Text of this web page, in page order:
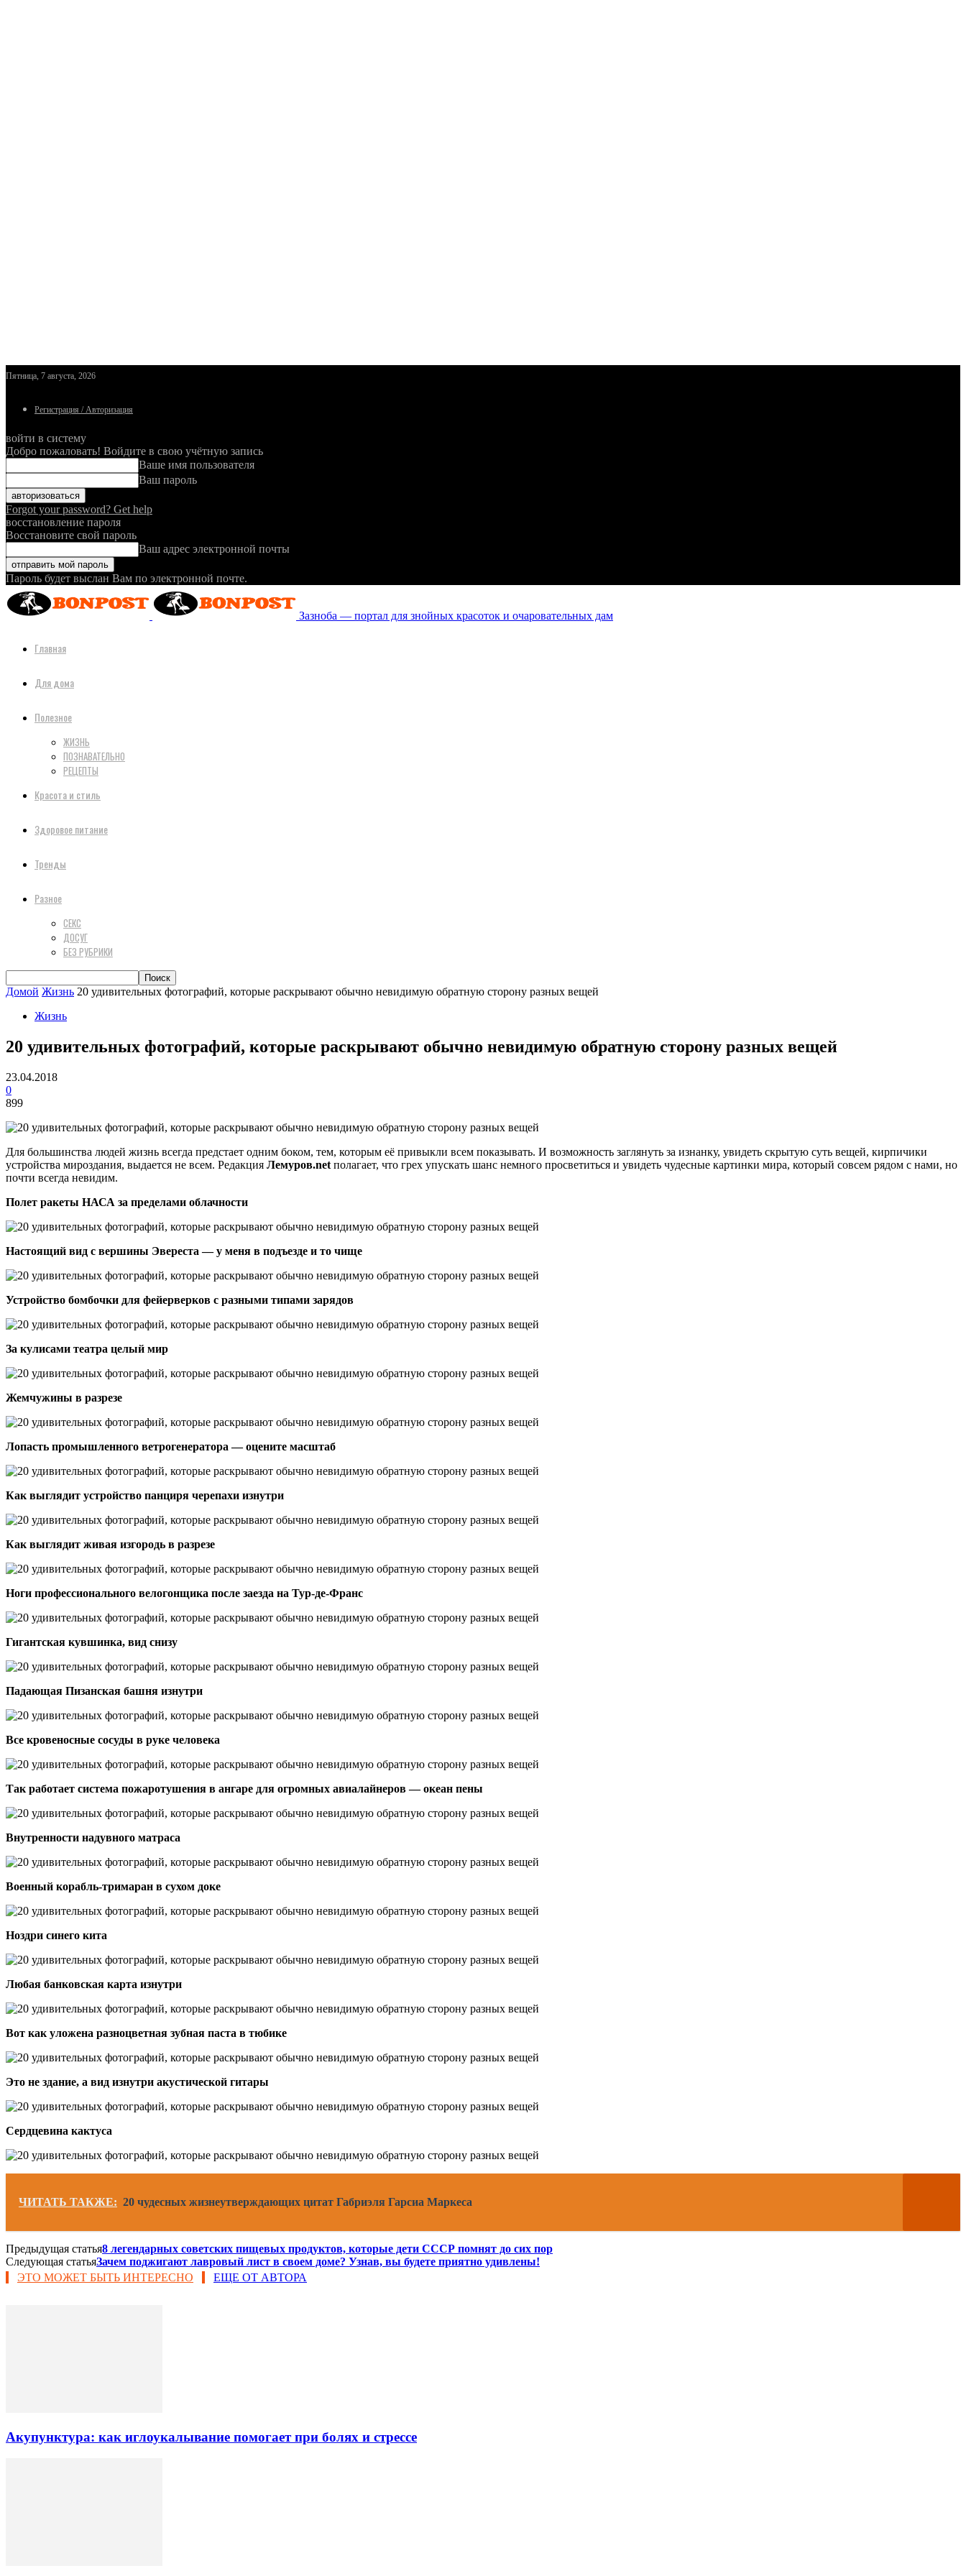
Пятница, 7 августа, 2026
Регистрация / Авторизация
войти в систему
Добро пожаловать! Войдите в свою учётную запись
Ваше имя пользователя
Ваш пароль
Forgot your password? Get help
восстановление пароля
Восстановите свой пароль
Ваш адрес электронной почты
Пароль будет выслан Вам по электронной почте.
Зазноба — портал для знойных красоток и очаровательных дам
Главная
Для дома
Полезное
ЖИЗНЬ
ПОЗНАВАТЕЛЬНО
РЕЦЕПТЫ
Красота и стиль
Здоровое питание
Тренды
Разное
СЕКС
ДОСУГ
БЕЗ РУБРИКИ
Домой Жизнь 20 удивительных фотографий, которые раскрывают обычно невидимую обратную сторону разных вещей
Жизнь
20 удивительных фотографий, которые раскрывают обычно невидимую обратную сторону разных вещей
23.04.2018
0
899
Для большинства людей жизнь всегда предстает одним боком, тем, которым её привыкли всем показывать. И возможность заглянуть за изнанку, увидеть скрытую суть вещей, кирпичики
устройства мироздания, выдается не всем. Редакция Лемуров.net полагает, что грех упускать шанс немного просветиться и увидеть чудесные картинки мира, который совсем рядом с нами, но
почти всегда невидим.
Полет ракеты НАСА за пределами облачности
Настоящий вид с вершины Эвереста — у меня в подъезде и то чище
Устройство бомбочки для фейерверков с разными типами зарядов
За кулисами театра целый мир
Жемчужины в разрезе
Лопасть промышленного ветрогенератора — оцените масштаб
Как выглядит устройство панциря черепахи изнутри
Как выглядит живая изгородь в разрезе
Ноги профессионального велогонщика после заезда на Тур-де-Франс
Гигантская кувшинка, вид снизу
Падающая Пизанская башня изнутри
Все кровеносные сосуды в руке человека
Так работает система пожаротушения в ангаре для огромных авиалайнеров — океан пены
Внутренности надувного матраса
Военный корабль-тримаран в сухом доке
Ноздри синего кита
Любая банковская карта изнутри
Вот как уложена разноцветная зубная паста в тюбике
Это не здание, а вид изнутри акустической гитары
Сердцевина кактуса
ЧИТАТЬ ТАКЖЕ: 20 чудесных жизнеутверждающих цитат Габриэля Гарсиа Маркеса
Предыдущая статья8 легендарных советских пищевых продуктов, которые дети СССР помнят до сих пор
Следующая статьяЗачем поджигают лавровый лист в своем доме? Узнав, вы будете приятно удивлены!
ЭТО МОЖЕТ БЫТЬ ИНТЕРЕСНО
ЕЩЕ ОТ АВТОРА
Акупунктура: как иглоукалывание помогает при болях и стрессе